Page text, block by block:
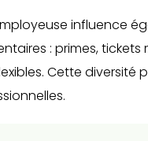
influence
: primes,
Cette